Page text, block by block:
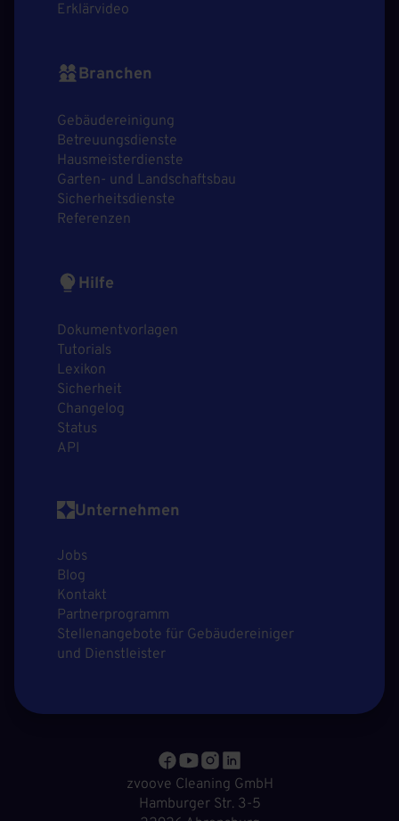
Erklärvideo
Branchen
Gebäudereinigung
Betreuungsdienste
Hausmeisterdienste
Garten- und Landschaftsbau
Sicherheitsdienste
Referenzen
Hilfe
Dokumentvorlagen
Tutorials
Lexikon
Sicherheit
Changelog
Status
API
Unternehmen
Jobs
Blog
Kontakt
Partnerprogramm
Stellenangebote für Gebäudereiniger
und Dienstleister
zvoove Cleaning GmbH
Hamburger Str. 3-5